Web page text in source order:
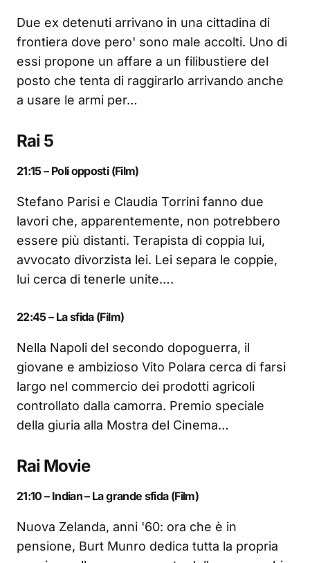
Due ex detenuti arrivano in una cittadina di
frontiera dove pero' sono male accolti. Uno di
essi propone un affare a un filibustiere del
posto che tenta di raggirarlo arrivando anche
a usare le armi per…
Rai 5
21:15 – Poli opposti (Film)
Stefano Parisi e Claudia Torrini fanno due
lavori che, apparentemente, non potrebbero
essere più distanti. Terapista di coppia lui,
avvocato divorzista lei. Lei separa le coppie,
lui cerca di tenerle unite….
22:45 – La sfida (Film)
Nella Napoli del secondo dopoguerra, il
giovane e ambizioso Vito Polara cerca di farsi
largo nel commercio dei prodotti agricoli
controllato dalla camorra. Premio speciale
della giuria alla Mostra del Cinema…
Rai Movie
21:10 – Indian – La grande sfida (Film)
Nuova Zelanda, anni '60: ora che è in
pensione, Burt Munro dedica tutta la propria